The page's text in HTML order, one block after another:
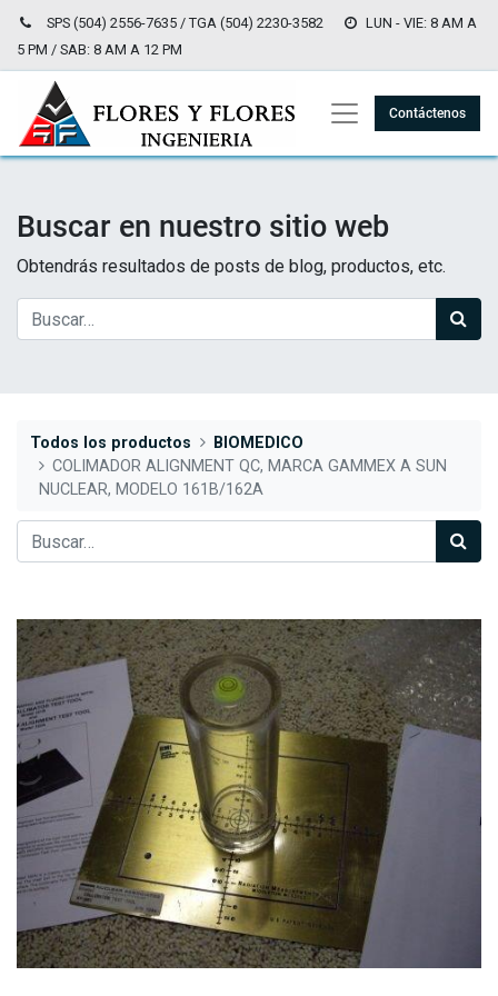
SPS (504) 2556-7635 / TGA (504) 2230-3582
LUN - VIE: 8 AM A
5 PM / SAB: 8 AM A 12 PM
Contáctenos
Buscar en nuestro sitio web
Obtendrás resultados de posts de blog, productos, etc.
Todos los productos
BIOMEDICO
COLIMADOR ALIGNMENT QC, MARCA GAMMEX A SUN
NUCLEAR, MODELO 161B/162A